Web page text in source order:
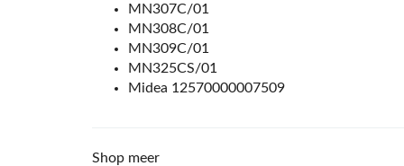
MN307C/01
MN308C/01
MN309C/01
MN325CS/01
Midea 12570000007509
Shop meer